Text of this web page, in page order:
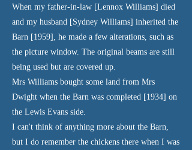
When my father-in-law [Lennox Williams] died
and my husband [Sydney Williams] inherited the
Barn [1959], he made a few alterations, such as
the picture window. The original beams are still
being used but are covered up.
Mrs Williams bought some land from Mrs
Dwight when the Barn was completed [1934] on
the Lewis Evans side.
I can't think of anything more about the Barn,
but I do remember the chickens there when I was